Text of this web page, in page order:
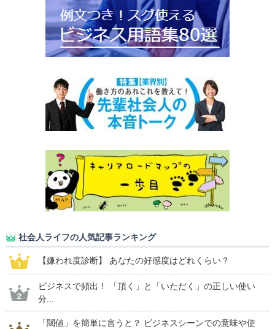
社会人ライフの人気記事ランキング
【嫌われ度診断】 あなたの好感度はどれくらい？
ビジネスで頻出！ 「頂く」と「いただく」の正しい使い
分...
「閾値」を簡単に言うと？ ビジネスシーンでの意味や使